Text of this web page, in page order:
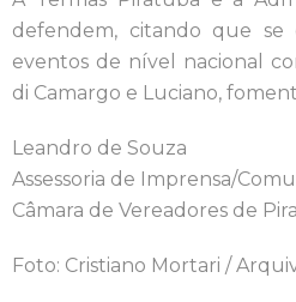
defendem, citando que se
eventos de nível nacional
di Camargo e Luciano,
Leandro de Souza
Assessoria de Imprensa/
Câmara de Vereadores de
Foto: Cristiano Mortari /